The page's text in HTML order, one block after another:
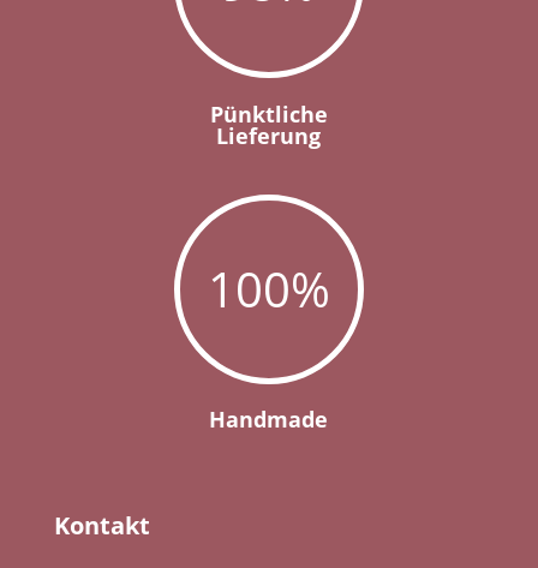
Pünktliche
Lieferung
100%
Handmade
Kontakt